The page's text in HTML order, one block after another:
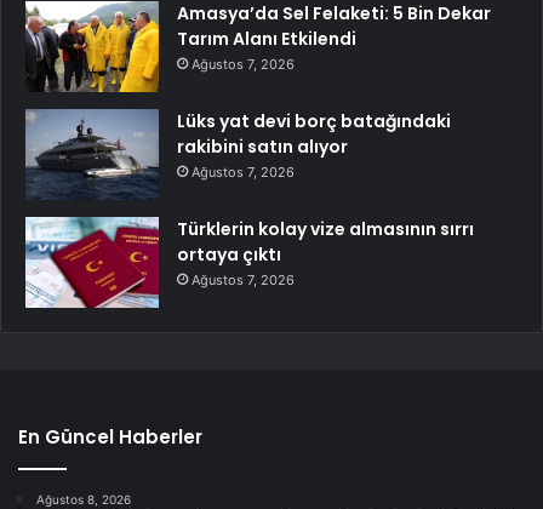
Amasya’da Sel Felaketi: 5 Bin Dekar
Tarım Alanı Etkilendi
Ağustos 7, 2026
Lüks yat devi borç batağındaki
rakibini satın alıyor
Ağustos 7, 2026
Türklerin kolay vize almasının sırrı
ortaya çıktı
Ağustos 7, 2026
En Güncel Haberler
Ağustos 8, 2026